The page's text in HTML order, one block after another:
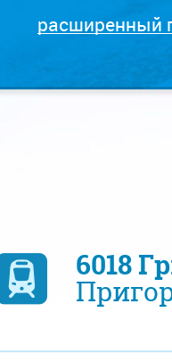
расширенный
6018